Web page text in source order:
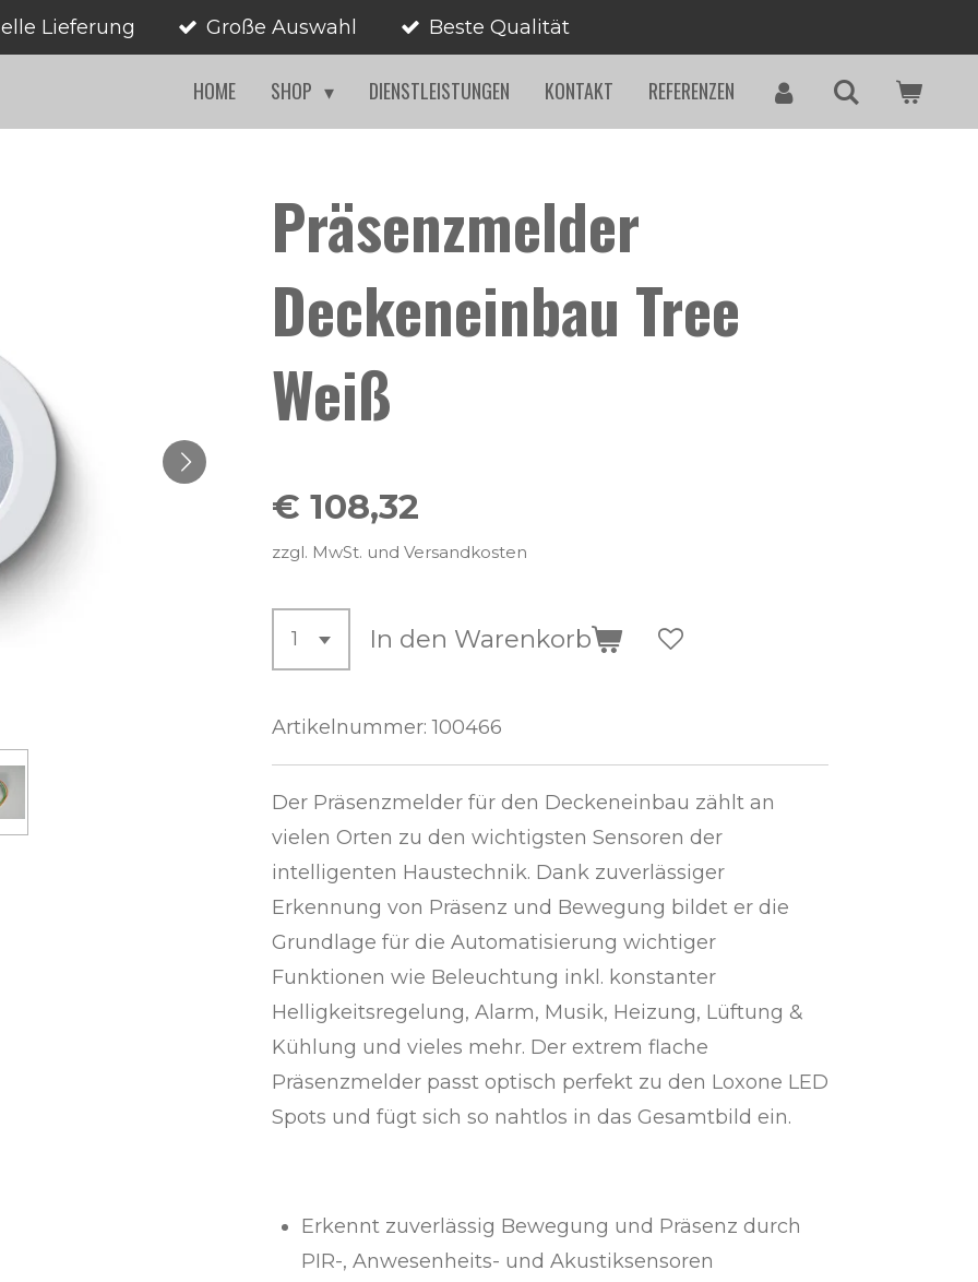
Lieferung Große Auswahl Beste Qualität
HOME SHOP DIENSTLEISTUNGEN KONTAKT REFERENZEN
Präsenzmelder
Deckeneinbau Tree
Weiß
€ 108,32
zzgl. MwSt. und Versandkosten
In den Warenkorb
Artikelnummer: 100466
Der Präsenzmelder für den Deckeneinbau zählt an
vielen Orten zu den wichtigsten Sensoren der
intelligenten Haustechnik. Dank zuverlässiger
Erkennung von Präsenz und Bewegung bildet er die
Grundlage für die Automatisierung wichtiger
Funktionen wie Beleuchtung inkl. konstanter
Helligkeitsregelung, Alarm, Musik, Heizung, Lüftung &
Kühlung und vieles mehr. Der extrem flache
Präsenzmelder passt optisch perfekt zu den Loxone LED
Spots und fügt sich so nahtlos in das Gesamtbild ein.
Erkennt zuverlässig Bewegung und Präsenz durch
PIR-, Anwesenheits- und Akustiksensoren